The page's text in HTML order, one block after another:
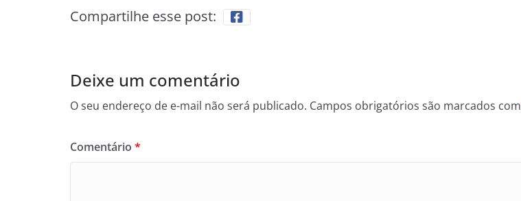
Compartilhe esse post:
Deixe um comentário
O seu endereço de e-mail não será publicado. Campos obrigatórios são marcados com
Comentário *